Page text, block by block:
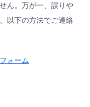
ん。万が一、誤りや
以下の方法でご連絡
ォーム